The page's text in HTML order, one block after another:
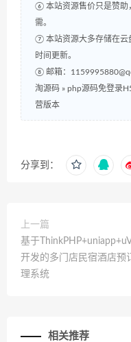
⑥ 本站资源售价只是赞助
需。
⑦ 本站资源大多存储在云
时间更新。
⑧ 邮箱：
淘源码 » php源码免登录
营版本
分享到：
上一篇
基于
开发的多门店民宿酒店预
理系统
相关推荐